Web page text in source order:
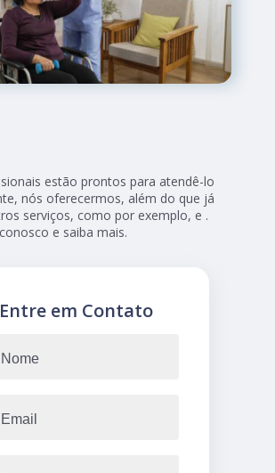
estão prontos para atendê-lo
nós oferecermos, além do que já
serviços, como por exemplo, e .
e saiba mais.
Entre em Contato